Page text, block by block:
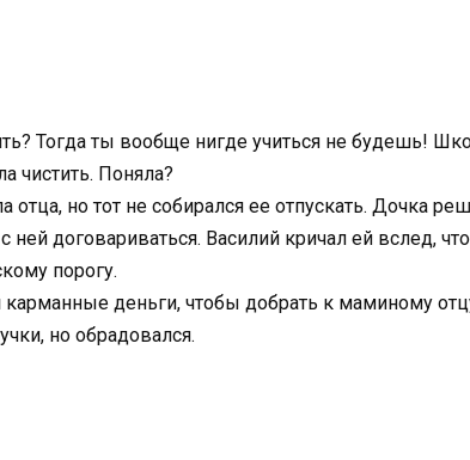
Тогда ты вообще нигде учиться не будешь!
чистить. Поняла?
отца, но тот не собирался ее отпускать. Дочка
ней договариваться. Василий кричал ей вслед,
порогу.
карманные деньги, чтобы добрать к маминому
но обрадовался.